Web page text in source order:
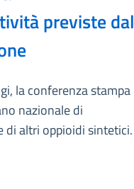
previste dal
la conferenza stampa
nazionale di
di altri oppioidi sintetici.